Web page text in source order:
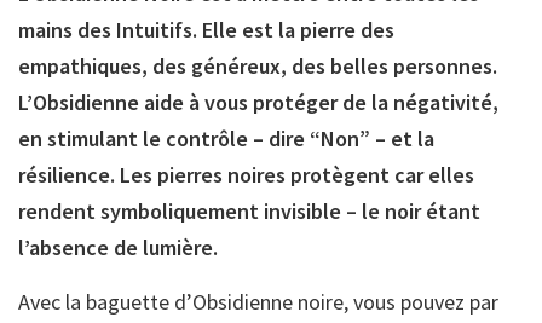
mains des Intuitifs. Elle est la pierre des
empathiques, des généreux, des belles personnes.
L’Obsidienne aide à vous protéger de la négativité,
en stimulant le contrôle – dire “Non” – et la
résilience. Les pierres noires protègent car elles
rendent symboliquement invisible – le noir étant
l’absence de lumière.
Avec la baguette d’Obsidienne noire, vous pouvez par